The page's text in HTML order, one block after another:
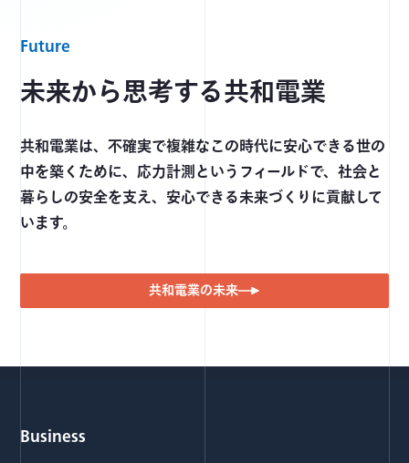
Future
未来から思考する共和電業
共和電業は、不確実で複雑なこの時代に安心できる世の
中を築くために、応力計測というフィールドで、社会と
暮らしの安全を支え、安心できる未来づくりに貢献して
います。
共和電業の未来
Business